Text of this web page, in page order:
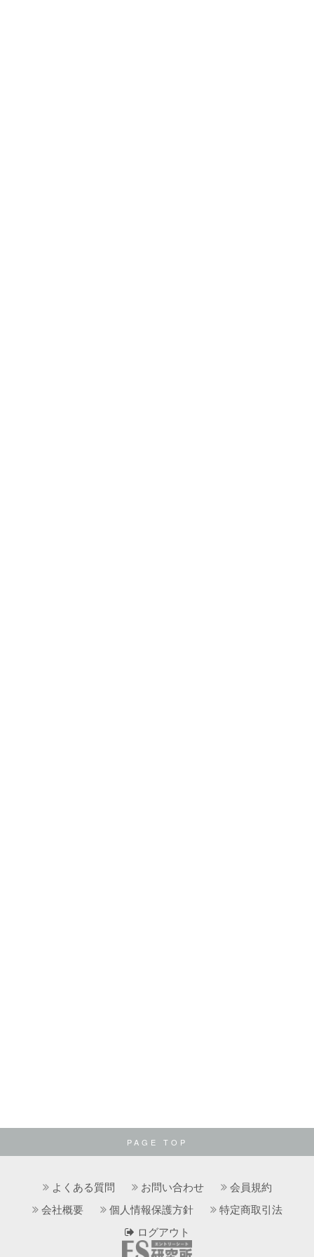
PAGE TOP
よくある質問 お問い合わせ
会員規約
会社概要
個人情報保護方針
特定商取引法
ログアウト